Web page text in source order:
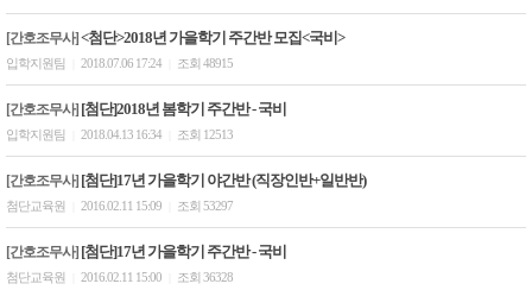
[간호조무사] <첨단>2018년 가을학기 주간반 모집<국비>
입학지원팀 2018.07.06 17:24 조회 48915
[간호조무사] [첨단]2018년 봄학기 주간반 - 국비
입학지원팀 2018.04.13 16:34 조회 12513
[간호조무사] [첨단]17년 가을학기 야간반 (직장인반+일반반)
첨단교육원 2016.02.11 15:09 조회 53297
[간호조무사] [첨단]17년 가을학기 주간반 - 국비
첨단교육원 2016.02.11 15:00 조회 36328